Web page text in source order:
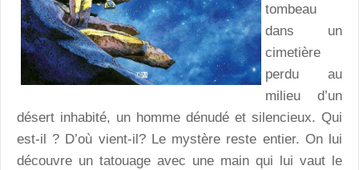
tombeau
dans un
cimetière
perdu au
milieu d’un
désert inhabité, un homme dénudé et silencieux. Qui
est-il ? D’où vient-il? Le mystère reste entier. On lui
découvre un tatouage avec une main qui lui vaut le